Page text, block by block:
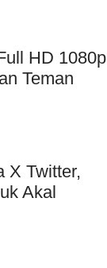
HD 1080p
Teman
X Twitter,
Akal